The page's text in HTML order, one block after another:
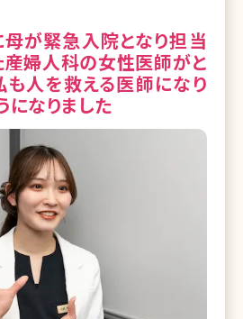
が緊急入院となり担当
産婦人科の女性医師がと
も人を救える医師になり
になりました